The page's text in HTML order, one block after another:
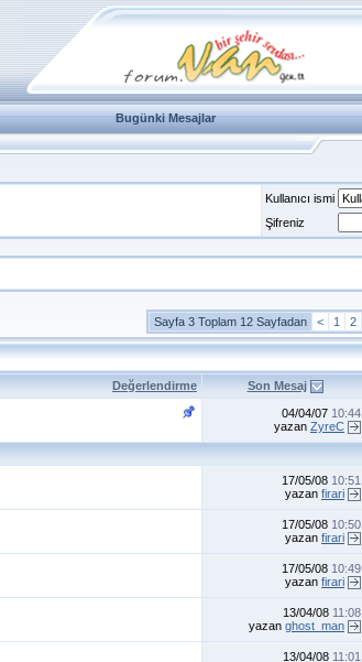
Bugünki Mesajlar
Kullanıcı ismi
Şifreniz
Sayfa 3 Toplam 12 Sayfadan < 1 2
Değerlendirme Son Mesaj
04/04/07 10:44
yazan ZyreC
17/05/08 10:51
yazan firari
17/05/08 10:50
yazan firari
17/05/08 10:49
yazan firari
13/04/08 11:08
yazan ghost_man
13/04/08 11:01